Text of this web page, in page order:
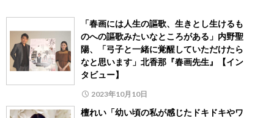
「春画には人生の謳歌、生きとし生けるも
のへの謳歌みたいなところがある」内野聖
陽、「弓子と一緒に覚醒していただけたら
なと思います」北香那『春画先生』【イン
タビュー】
2023年10月10日
檀れい「幼い頃の私が感じたドキドキやワ